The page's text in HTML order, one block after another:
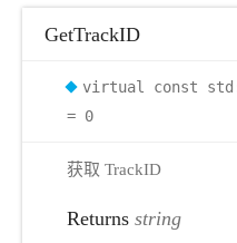
GetTrackID
virtual const
= 0
获取 TrackID
Returns string